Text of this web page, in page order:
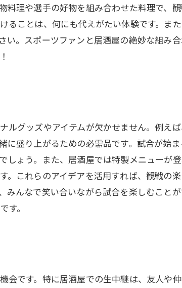
理や選手の好物を組み合わせた料理で、
ことは、何にも代えがたい体験です。ま
い。スポーツファンと居酒屋の絶妙な組み
グッズやアイテムが欠かせません。例え
盛り上がるための必需品です。試合が始
ょう。また、居酒屋では特製メニューが
これらのアイデアを活用すれば、観戦の
んなで笑い合いながら試合を楽しむこと
す。
会です。特に居酒屋での生中継は、友人や